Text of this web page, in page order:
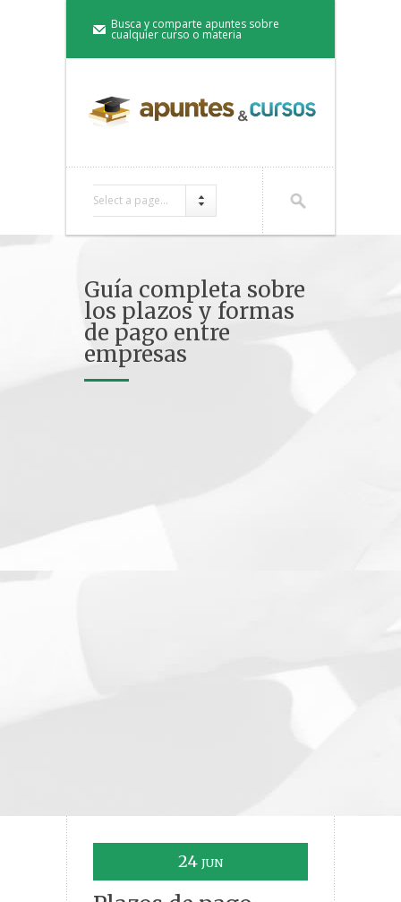
Busca y comparte apuntes sobre
cualquier curso o materia
Select a page...
Guía completa sobre
los plazos y formas
de pago entre
empresas
24 JUN